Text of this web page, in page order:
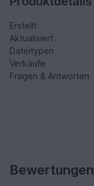
Erstellt
Aktualisiert
Dateitypen
Verkäufe
Fragen & Antworten
Bewertungen